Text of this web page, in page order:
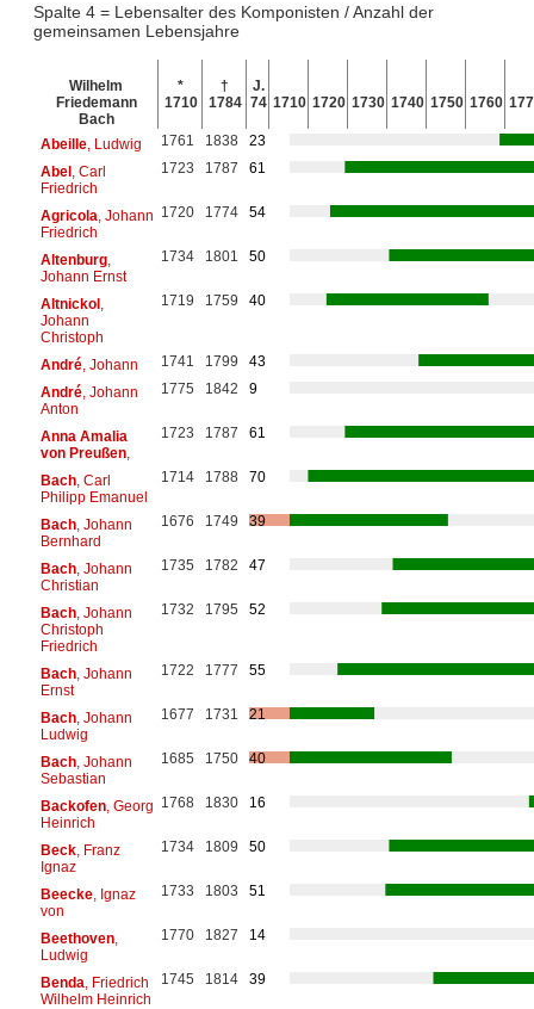
Spalte 4 = Lebensalter des Komponisten / Anzahl der
gemeinsamen Lebensjahre
Wilhelm
Friedemann
Bach
*
1710
†
1784
J.
74 1710 1720 1730 1740 1750 1760
Abeille, Ludwig 1761 1838
23
Abel, Carl
Friedrich
1723 1787 61
Agricola , Johann
Friedrich
1720 1774 54
Altenburg,
Johann Ernst
1734 1801 50
Altnickol,
Johann
Christoph
1719 1759 40
André, Johann 1741 1799
43
André, Johann
Anton
1775 1842 9
Anna Amalia
von Preußen,
1723 1787 61
Bach, Carl
Philipp Emanuel
1714 1788 70
Bach, Johann
Bernhard
1676 1749 39
Bach, Johann
Christian
1735 1782 47
Bach, Johann
Christoph
Friedrich
1732 1795 52
Bach, Johann
Ernst
1722 1777 55
Bach, Johann
Ludwig
1677 1731 21
Bach, Johann
Sebastian
1685 1750 40
Backofen, Georg
Heinrich
1768 1830 16
Beck, Franz
Ignaz
1734 1809 50
Beecke, Ignaz
von
1733 1803 51
Beethoven,
Ludwig
1770 1827 14
Benda , Friedrich
Wilhelm Heinrich
1745 1814 39